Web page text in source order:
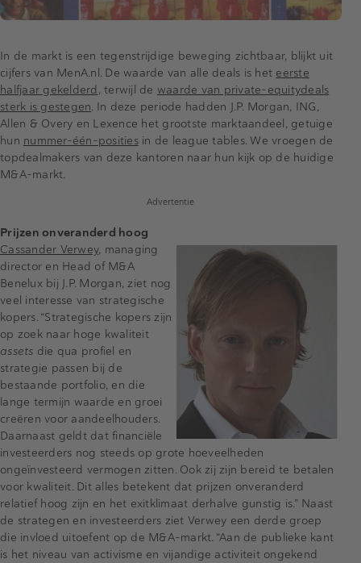
In de markt is een tegenstrijdige beweging zichtbaar, blijkt uit
cijfers van MenA.nl. De waarde van alle deals is het eerste
halfjaar gekelderd, terwijl de waarde van private-equitydeals
sterk is gestegen. In deze periode hadden J.P. Morgan, ING,
Allen & Overy en Lexence het grootste marktaandeel, getuige
hun nummer-één-positiesin de league tables. We vroegen de
topdealmakers van deze kantoren naar hun kijk op de huidige
M&A-markt.
Advertentie
Prijzen onveranderd hoog
Cassander Verwey, managing
director en Head of M&A
Benelux bij J.P. Morgan, ziet nog
veel interesse van strategische
kopers. “Strategische kopers zijn
op zoek naar hoge kwaliteit
assets die qua profiel en
strategie passen bij de
bestaande portfolio, en die
lange termijn waarde en groei
creëren voor aandeelhouders.
Daarnaast geldt dat financiële
investeerders nog steeds op grote hoeveelheden
ongeïnvesteerd vermogen zitten. Ook zij zijn bereid te betalen
voor kwaliteit. Dit alles betekent dat prijzen onveranderd
relatief hoog zijn en het exitklimaat derhalve gunstig is.” Naast
de strategen en investeerders ziet Verwey een derde groep
die invloed uitoefent op de M&A-markt. “Aan de publieke kant
is het niveau van activisme en vijandige activiteit ongekend